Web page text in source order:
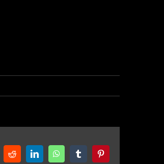
RedditLinkedInWhatsAppTumblrPinterest